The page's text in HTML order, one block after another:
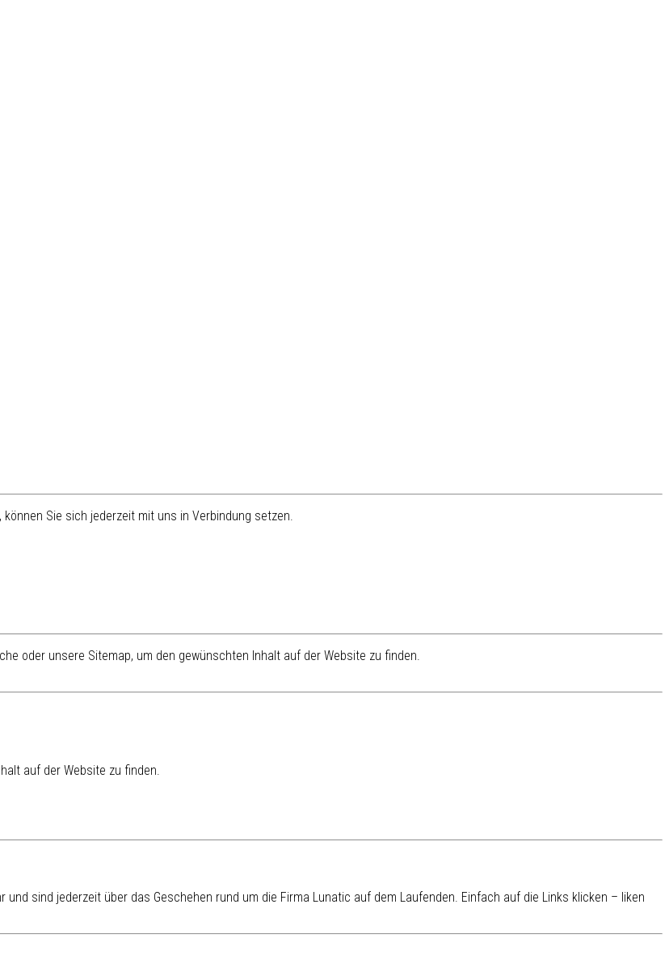
Sie sich jederzeit mit uns in Verbindung setzen.
oder unsere Sitemap, um den gewünschten Inhalt auf der Website zu finden.
auf der Website zu finden.
sind jederzeit über das Geschehen rund um die Firma Lunatic auf dem Laufenden. Einfach auf die Links klicken – liken